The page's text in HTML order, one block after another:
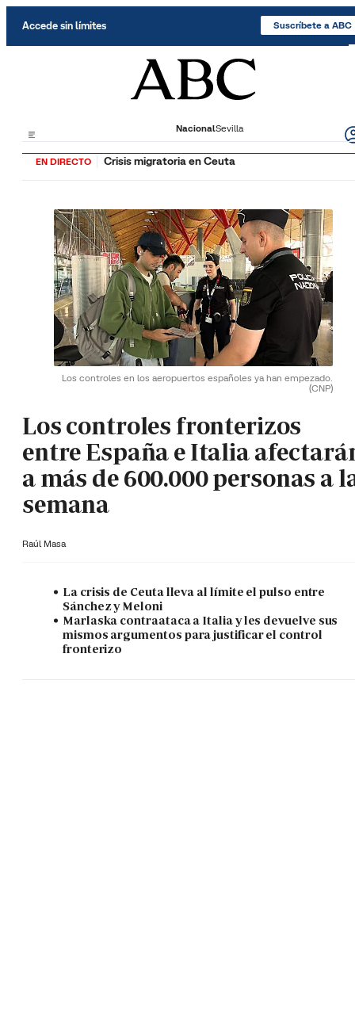
Accede sin límites Suscríbete a ABC
NacionalSevilla
EN DIRECTO Crisis migratoria en Ceuta
Los controles en los aeropuertos españoles ya han empezado.
(CNP)
Los controles fronterizos
entre España e Italia
a más de 600.000 personas a
semana
Raúl Masa
La crisis de Ceuta lleva al límite el pulso entre
Sánchez y Meloni
Marlaska contraataca a Italia y les devuelve sus
mismos argumentos para justificar el control
fronterizo